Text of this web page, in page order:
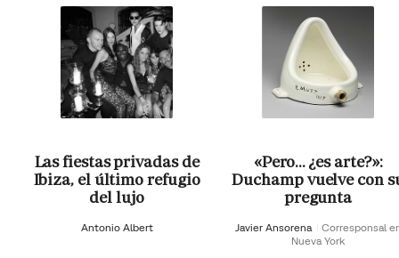
Las fiestas privadas de
Ibiza, el último refugio
del lujo
Antonio Albert
«Pero… ¿es arte?»:
Duchamp vuelve con
pregunta
Javier Ansorena
Corresponsal
Nueva York